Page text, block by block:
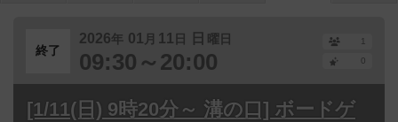
終了
2026年 01 月 11 日 日 曜日
09:30～20:00
1
0
[1/11(日) 9時20分～ 溝の口] ボードゲ